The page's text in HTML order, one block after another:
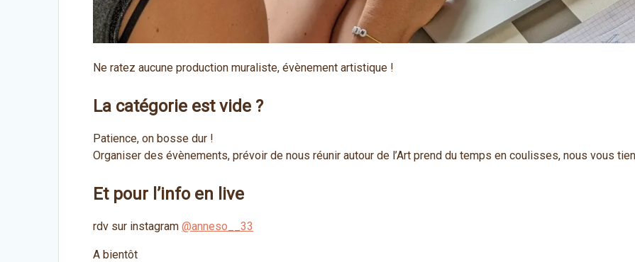
Ne ratez aucune production muraliste, évènement artistique !
La catégorie est vide ?
Patience, on bosse dur !
Organiser des évènements, prévoir de nous réunir autour de l’Art prend du temps en coulisses, nous vous
Et pour l’info en live
rdv sur instagram@anneso__33
A bientôt